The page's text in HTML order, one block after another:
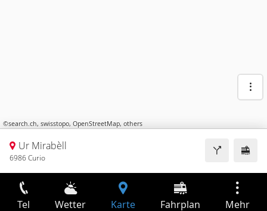
©search.ch, swisstopo, OpenStreetMap, others
Ur Mirabèll
6986 Curio
Tel Wetter Karte Fahrplan Mehr